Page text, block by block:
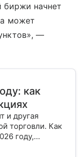
биржи начнет
может
—
как
и другая
торговли. Как
году,